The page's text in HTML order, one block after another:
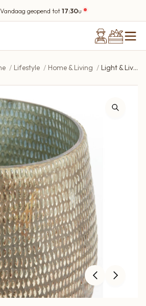
Vandaag geopend tot17:30u
Lifestyle Home & Living Light & Living Tealight Ø10×10 cm BOMADI glass antique copper